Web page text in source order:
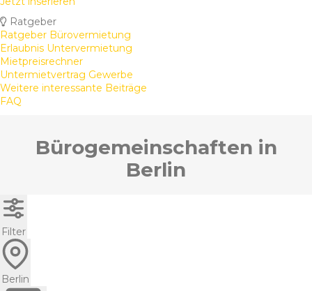
Ratgeber
Ratgeber Bürovermietung
Erlaubnis Untervermietung
Mietpreisrechner
Untermietvertrag Gewerbe
Weitere interessante Beiträge
FAQ
Bürogemeinschaften in
Berlin
Filter
Berlin